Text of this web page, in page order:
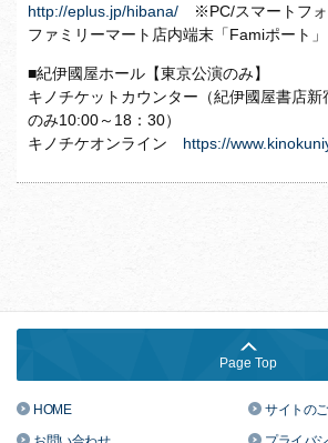
http://eplus.jp/hibana/ ※PC/スマートフォ
ファミリーマート店内端末「Famiポート」
■紀伊國屋ホール【東京公演のみ】
キノチケットカウンター（紀伊國屋書店
のみ10:00～18：30）
キノチケオンライン https://
Page Top
HOME
サイトの